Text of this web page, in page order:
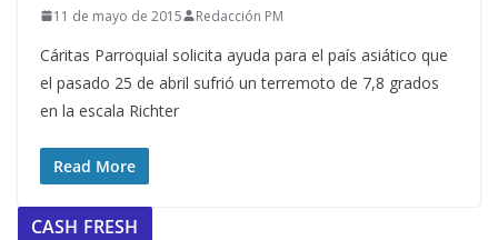
11 de mayo de 2015 Redacción PM
Cáritas Parroquial solicita ayuda para el país asiático que
el pasado 25 de abril sufrió un terremoto de 7,8 grados
en la escala Richter
Read More
CASH FRESH